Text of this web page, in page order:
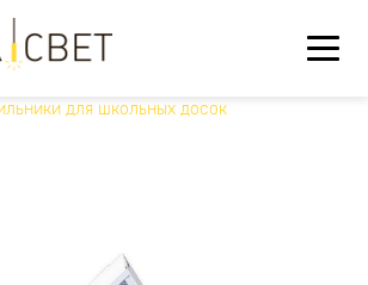
для школьных досок